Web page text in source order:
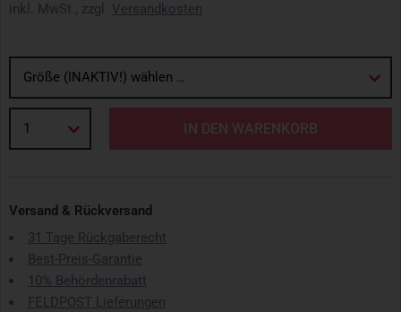
inkl. MwSt., zzgl. Versandkosten
Größe (INAKTIV!) wählen …
1 IN DEN WARENKORB
Versand & Rückversand
31 Tage Rückgaberecht
Best-Preis-Garantie
10% Behördenrabatt
FELDPOST Lieferungen